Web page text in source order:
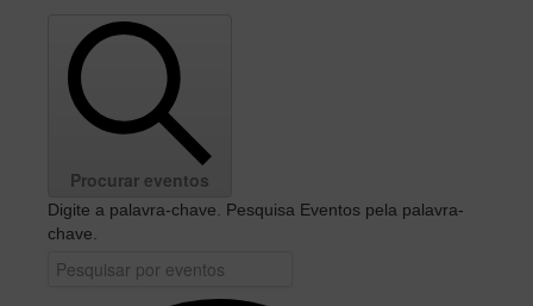
Procurar eventos
Digite a palavra-chave. Pesquisa Eventos pela palavra-
chave.